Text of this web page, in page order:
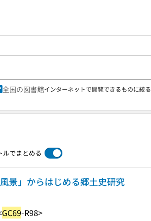
全国の図書館インターネットで閲覧できるものに絞る
ルでまとめる
景」からはじめる郷土史研究
GC69-R98>